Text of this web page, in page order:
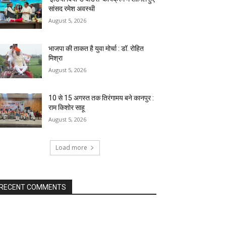
सांसद रमेश अवस्थी
August 5, 2026
भाजपा की ताकत है युवा मोर्चा : डॉ. रोहित
मिश्रा
August 5, 2026
10 से 15 अगस्त तक तिरंगामय बने कानपुर :
राम किशोर साहू
August 5, 2026
Load more
COMMENTS